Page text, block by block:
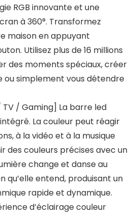
RGB innovante et une
à 360°. Transformez
maison en appuyant
Utilisez plus de 16 millions
des moments spéciaux, créer
ou simplement vous détendre
TV / Gaming] La barre led
La couleur peut réagir
à la vidéo et à la musique
des couleurs précises avec un
change et danse au
qu’elle entend, produisant un
rapide et dynamique.
d’éclairage couleur